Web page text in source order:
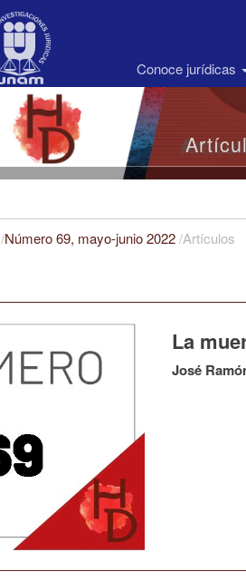
Conoce jurídicas
/Número 69, mayo-junio 2022/Artículos
La
José